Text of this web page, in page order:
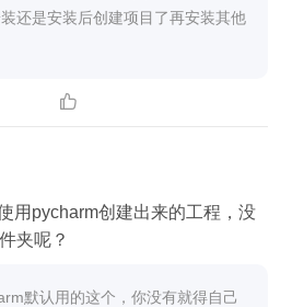
还是安装后创建项目了再安装其他

用pycharm创建出来的工程，没
夹呢？
默认用的这个，你没有就得自己